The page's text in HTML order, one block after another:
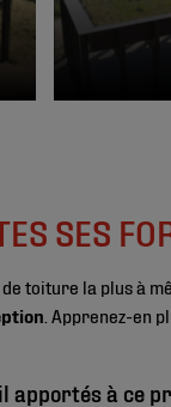
SES
de toiture la plus à
. Apprenez-en
apportés à ce